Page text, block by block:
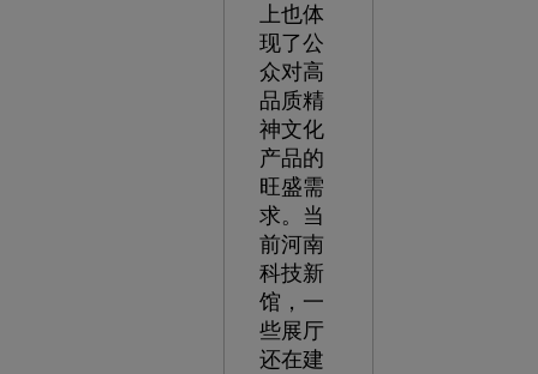
上也体
现了公
众对高
品质精
神文化
产品的
旺盛需
求。当
前河南
科技新
馆，一
些展厅
还在建